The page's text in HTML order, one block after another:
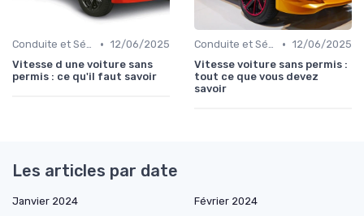
Conduite et Sécurité • 12/06/2025
Vitesse d une voiture sans
permis : ce qu'il faut savoir
Conduite et Sécurité • 12/06/2025
Vitesse voiture sans permis :
tout ce que vous devez
savoir
Les articles par date
Janvier 2024
Février 2024